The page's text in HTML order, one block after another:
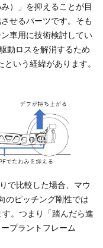
）」を抑えることが目
せるパーツです。そも
車用に技術検討してい
動ロスを解消するため
いう経緯があります。
で比較した場合、マウ
のピッチング剛性では
。つまり「踏んだら進
プラントフレーム